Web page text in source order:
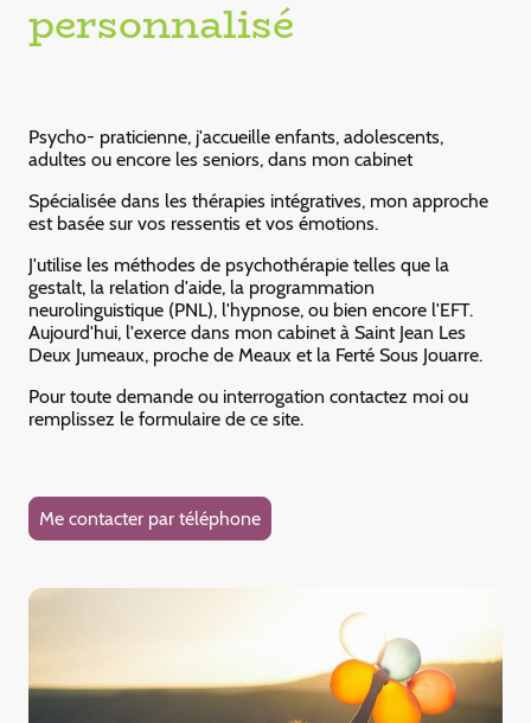
personnalisé
Psycho- praticienne, j'accueille enfants, adolescents,
adultes ou encore les seniors, dans mon cabinet
Spécialisée dans les thérapies intégratives, mon approche
est basée sur vos ressentis et vos émotions.
J'utilise les méthodes de psychothérapie telles que la
gestalt, la relation d'aide, la programmation
neurolinguistique (PNL), l'hypnose, ou bien encore l'EFT.
Aujourd'hui, l'exerce dans mon cabinet à Saint Jean Les
Deux Jumeaux, proche de Meaux et la Ferté Sous Jouarre.
Pour toute demande ou interrogation contactez moi ou
remplissez le formulaire de ce site.
Me contacter par téléphone